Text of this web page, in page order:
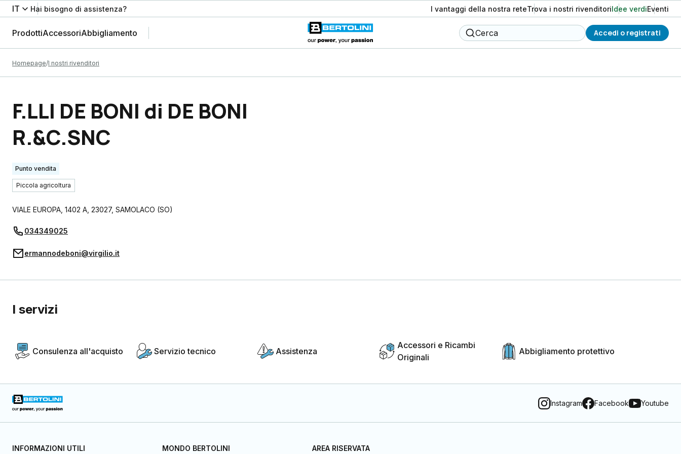
IT Hai bisogno di assistenza? I vantaggi della nostra reteTrova i nostri rivenditoriIdee verdiEventi
ProdottiAccessoriAbbigliamento Cerca Accedi o registrati
Homepage I nostri rivenditori
F.LLI DE BONI di DE BONI
R.&C.SNC
Punto vendita
Piccola agricoltura
VIALE EUROPA, 1402 A 23027, SAMOLACO (SO)
034349025
ermannodeboni@virgilio.it
I servizi
Consulenza all'acquisto Servizio tecnico Assistenza
Accessori e Ricambi
Originali
Abbigliamento protettivo
Instagram Facebook Youtube
INFORMAZIONI UTILI MONDO BERTOLINI AREA RISERVATA